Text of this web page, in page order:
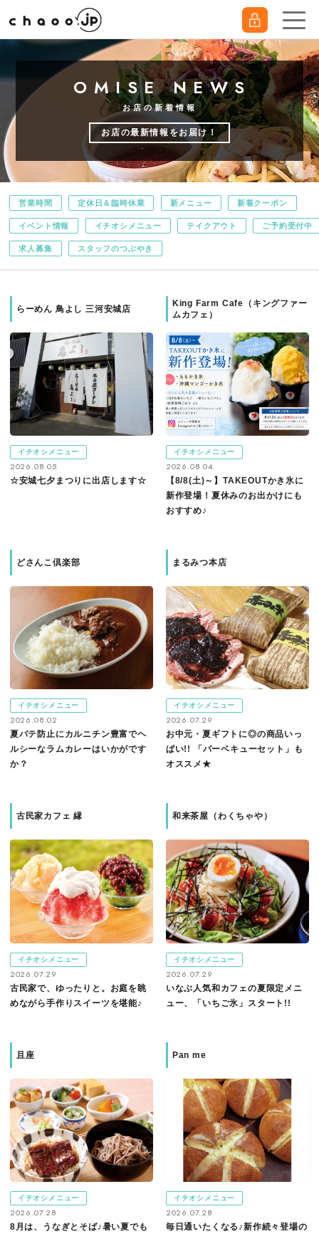
OMISE NEWS
お店の新着情報
お店の最新情報をお届け！
営業時間 定休日＆臨時休業 新メニュー 新着クーポン
イベント情報 イチオシメニュー テイクアウト ご予約受付中
求人募集 スタッフのつぶやき
らーめん 鳥よし 三河安城店
イチオシメニュー
2026.08.05
☆安城七夕まつりに出店します☆
King Farm Cafe（キングファー
ムカフェ）
イチオシメニュー
2026.08.04
【8/8(土)～】TAKEOUTかき氷に
新作登場！夏休みのお出かけにも
おすすめ♪
どさんこ倶楽部
イチオシメニュー
2026.08.02
夏バテ防止にカルニチン豊富でヘ
ルシーなラムカレーはいかがです
か？
まるみつ本店
イチオシメニュー
2026.07.29
お中元・夏ギフトに◎の商品いっ
ぱい!! 「バーベキューセット」も
オススメ★
古民家カフェ 縁
イチオシメニュー
2026.07.29
古民家で、ゆったりと。お庭を眺
めながら手作りスイーツを堪能♪
和来茶屋（わくちゃや）
イチオシメニュー
2026.07.29
いなぶ人気和カフェの夏限定メニ
ュー、「いちご氷」スタート!!
且座
イチオシメニュー
2026.07.28
8月は、うなぎとそば♪暑い夏でも
Pan me
イチオシメニュー
2026.07.28
毎日通いたくなる♪新作続々登場の